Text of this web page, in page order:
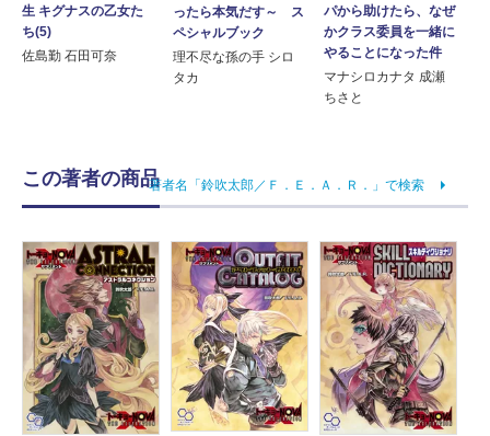
生 キグナスの乙女た
ち(5)
佐島勤 石田可奈
ったら本気だす～ ス
ペシャルブック
理不尽な孫の手 シロ
タカ
パから助けたら、なぜ
かクラス委員を一緒に
やることになった件
マナシロカナタ 成瀬
ちさと
この著者の商品著者名「鈴吹太郎／Ｆ．Ｅ．Ａ．Ｒ．」で検索